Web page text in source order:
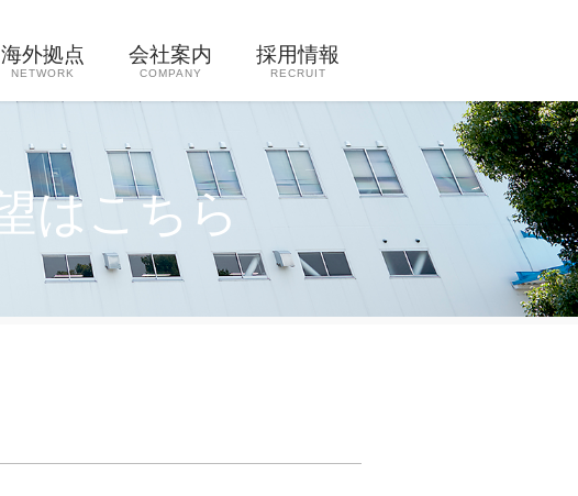
海外拠点
NETWORK
会社案内
COMPANY
採用情報
RECRUIT
はこちら